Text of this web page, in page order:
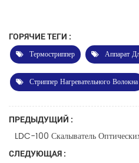
ГОРЯЧИЕ ТЕГИ :
Термостриппер
Аппарат
Стриппер Нагревательного Волокна
ПРЕДЫДУЩИЙ :
LDC-100 Скалыватель
СЛЕДУЮЩАЯ :